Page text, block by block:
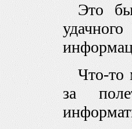
Это
Что-то
за